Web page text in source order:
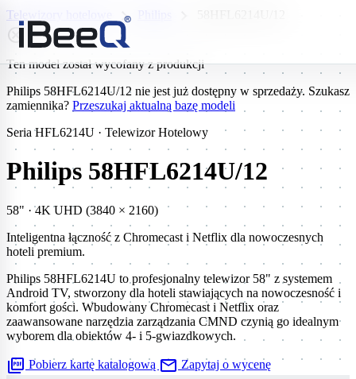
Telewizory hotelowe chevron_right
highlight_off
Ten model został wycofany z produkcji
Philips 58HFL6214U/12 nie jest już dostępny w sprzedaży. Szukasz
zamiennika? Przeszukaj aktualną bazę modeli
Seria HFL6214U · Telewizor Hotelowy
Philips 58HFL6214U/12
58" · 4K UHD (3840 × 2160)
Inteligentna łączność z Chromecast i Netflix dla nowoczesnych
hoteli premium.
Philips 58HFL6214U to profesjonalny telewizor 58" z systemem
Android TV, stworzony dla hoteli stawiających na nowoczesność i
komfort gości. Wbudowany Chromecast i Netflix oraz
zaawansowane narzędzia zarządzania CMND czynią go idealnym
wyborem dla obiektów 4- i 5-gwiazdkowych.
picture_as_pdf Pobierz kartę katalogową mail Zapytaj o wycenę